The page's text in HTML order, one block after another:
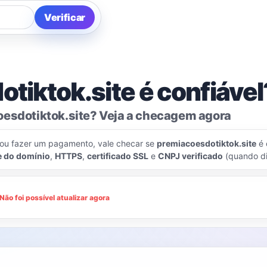
Verificar
é
Veja a checagem agora
fazer um pagamento, vale checar se premiacoesdotiktok.site é
do domínio, HTTPS, certificado SSL e CNPJ verificado (quando
Não foi possível atualizar agora